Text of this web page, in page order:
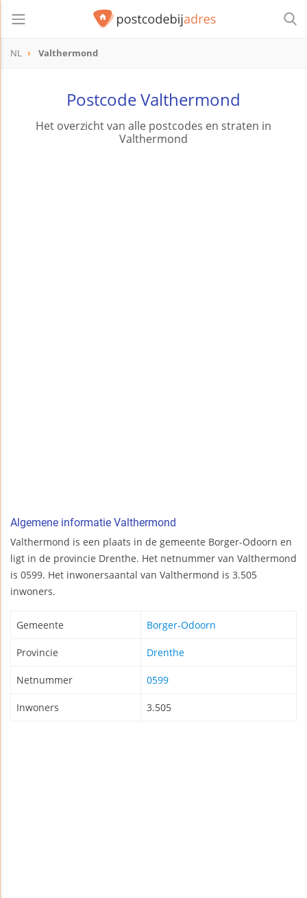
NL Valthermond
Postcode Valthermond
Het overzicht van alle postcodes en straten in
Valthermond
Algemene informatie Valthermond
Valthermond is een plaats in de gemeente Borger-Odoorn en
ligt in de provincie Drenthe. Het netnummer van Valthermond
is 0599. Het inwonersaantal van Valthermond is 3.505
inwoners.
Gemeente Borger-Odoorn
Provincie Drenthe
Netnummer 0599
Inwoners 3.505